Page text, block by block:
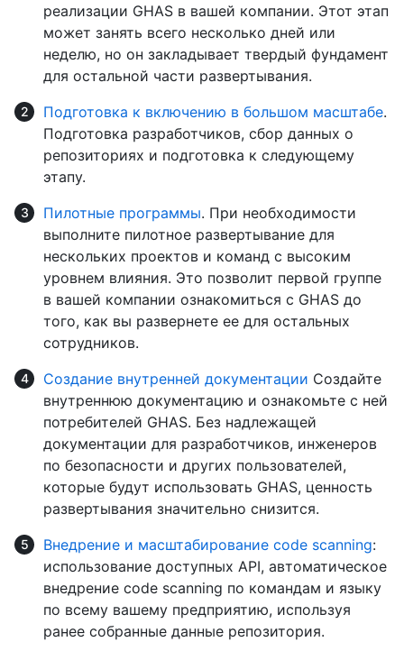
реализации GHAS в вашей компании. Этот этап
может занять всего несколько дней или
неделю, но он закладывает твердый фундамент
для остальной части развертывания.
Подготовка к включению в большом масштабе.
Подготовка разработчиков, сбор данных о
репозиториях и подготовка к следующему
этапу.
Пилотные программы. При необходимости
выполните пилотное развертывание для
нескольких проектов и команд с высоким
уровнем влияния. Это позволит первой группе
в вашей компании ознакомиться с GHAS до
того, как вы развернете ее для остальных
сотрудников.
Создание внутренней документации Создайте
внутреннюю документацию и ознакомьте с ней
потребителей GHAS. Без надлежащей
документации для разработчиков, инженеров
по безопасности и других пользователей,
которые будут использовать GHAS, ценность
развертывания значительно снизится.
Внедрение и масштабирование code scanning:
использование доступных API, автоматическое
внедрение code scanning по командам и языку
по всему вашему предприятию, используя
ранее собранные данные репозитория.